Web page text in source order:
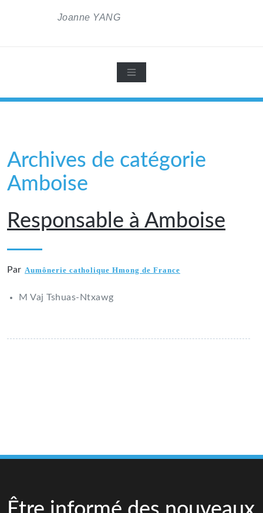
Joanne YANG
Archives de catégorie
Amboise
Responsable à Amboise
Par Aumônerie catholique Hmong de France
M Vaj Tshuas-Ntxawg